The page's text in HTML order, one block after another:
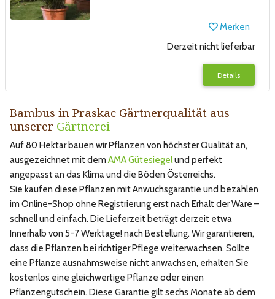
Merken
Derzeit nicht lieferbar
Details
Bambus in Praskac Gärtnerqualität aus
unserer Gärtnerei
Auf 80 Hektar bauen wir Pflanzen von höchster Qualität an,
ausgezeichnet mit dem AMA Gütesiegelund perfekt
angepasst an das Klima und die Böden Österreichs.
Sie kaufen diese Pflanzen mit Anwuchsgarantie und bezahlen
im Online-Shop ohne Registrierung erst nach Erhalt der Ware –
schnell und einfach. Die Lieferzeit beträgt derzeit etwa
Innerhalb von 5-7 Werktage! nach Bestellung. Wir garantieren,
dass die Pflanzen bei richtiger Pflege weiterwachsen. Sollte
eine Pflanze ausnahmsweise nicht anwachsen, erhalten Sie
kostenlos eine gleichwertige Pflanze oder einen
Pflanzengutschein. Diese Garantie gilt sechs Monate ab dem